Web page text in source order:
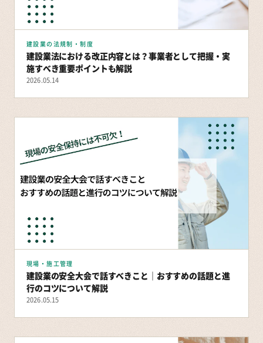
建設業の法規制・制度
建設業法における改正内容とは？事業者として把握・実
施すべき重要ポイントも解説
2026.05.14
現場・施工管理
建設業の安全大会で話すべきこと｜おすすめの話題と進
行のコツについて解説
2026.05.15